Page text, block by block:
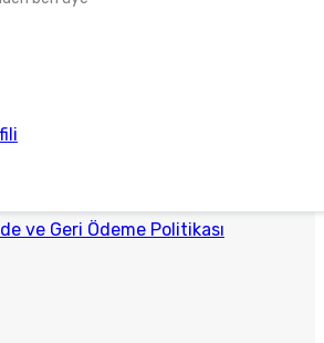
ve Geri Ödeme Politikası